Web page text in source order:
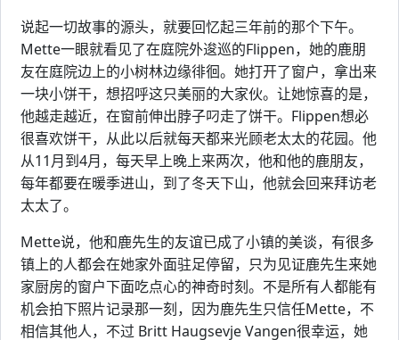
说起一切故事的源头，就要回忆起三年前的那个下午。
Mette一眼就看见了在庭院外逡巡的Flippen，她的鹿朋
友在庭院边上的小树林边缘徘徊。她打开了窗户，拿出来
一块小饼干，想招呼这只美丽的大家伙。让她惊喜的是，
他越走越近，在窗前伸出脖子叼走了饼干。Flippen想必
很喜欢饼干，从此以后就每天都来光顾老太太的花园。他
从11月到4月，每天早上晚上来两次，他和他的鹿朋友，
每年都要在暖季进山，到了冬天下山，他就会回来拜访老
太太了。
Mette说，他和鹿先生的友谊已成了小镇的美谈，有很多
镇上的人都会在她家外面驻足停留，只为见证鹿先生来她
家厨房的窗户下面吃点心的神奇时刻。不是所有人都能有
机会拍下照片记录那一刻，因为鹿先生只信任Mette，不
相信其他人，不过 Britt Haugsevje Vangen很幸运，她